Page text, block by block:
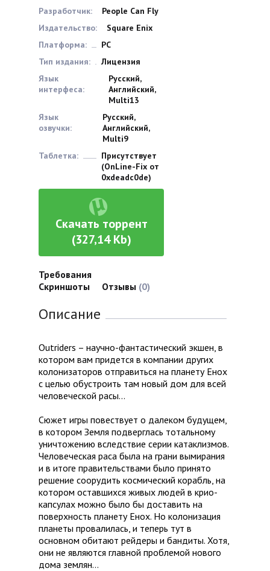
Разработчик:
People Can Fly
Издательство:
Square Enix
Платформа:
PC
Тип издания:
Лицензия
Язык
интерфеса:
Русский,
Английский,
Multi13
Язык
озвучки:
Русский,
Английский,
Multi9
Таблетка:
Присутствует
(OnLine-Fix от
0xdeadc0de)
Скачать торрент
(327,14 Kb)
Требования
Скриншоты
Отзывы (0)
Описание
Outriders – научно-фантастический экшен, в
котором вам придется в компании других
колонизаторов отправиться на планету Енох
с целью обустроить там новый дом для всей
человеческой расы…
Сюжет игры повествует о далеком будущем,
в котором Земля подверглась тотальному
уничтожению вследствие серии катаклизмов.
Человеческая раса была на грани вымирания
и в итоге правительствами было принято
решение соорудить космический корабль, на
котором оставшихся живых людей в крио-
капсулах можно было бы доставить на
поверхность планету Енох. Но колонизация
планеты провалилась, и теперь тут в
основном обитают рейдеры и бандиты. Хотя,
они не являются главной проблемой нового
дома землян…